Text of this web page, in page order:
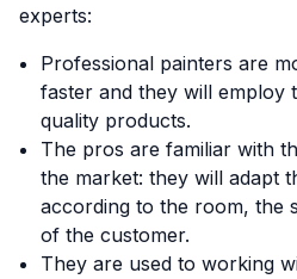
experts:
Professional painters are
faster and they will employ
quality products.
The pros are familiar with
the market: they will adapt
according to the room, the
of the customer.
They are used to working